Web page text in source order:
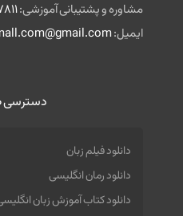
مشاوره و پشتیبانی آموزشی:
ایمیل:
دانلود فیلم زبان
دانلود رمان انگلیسی
دانلود کتاب آموزش زبان